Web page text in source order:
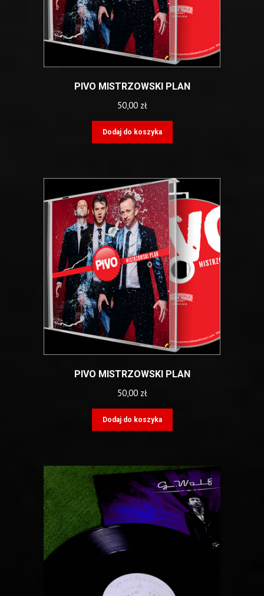
PIVO MISTRZOWSKI PLAN
50,00 zł
Dodaj do koszyka
PIVO MISTRZOWSKI PLAN
50,00 zł
Dodaj do koszyka